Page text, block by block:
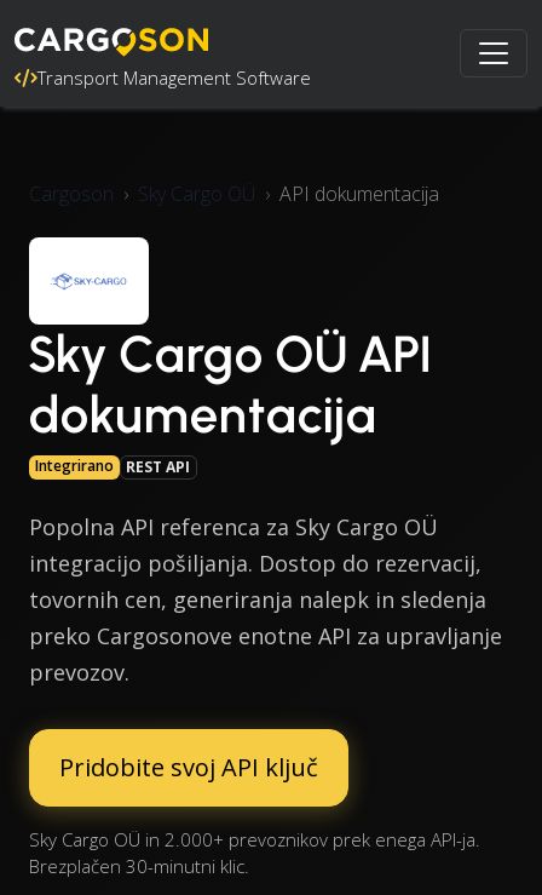
Transport Management Software
Cargoson Sky Cargo OÜ API dokumentacija
Sky Cargo OÜ API
dokumentacija
Integrirano REST API
Popolna API referenca za Sky Cargo OÜ
integracijo pošiljanja. Dostop do rezervacij,
tovornih cen, generiranja nalepk in sledenja
preko Cargosonove enotne API za upravljanje
prevozov.
Pridobite svoj API ključ
Sky Cargo OÜ in 2.000+ prevoznikov prek enega API-ja.
Brezplačen 30-minutni klic.